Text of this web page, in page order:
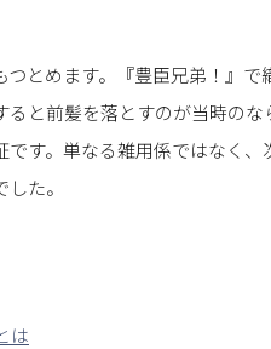
とめます。『豊臣兄弟！』で
と前髪を落とすのが当時のな
す。単なる雑用係ではなく、
た。
は